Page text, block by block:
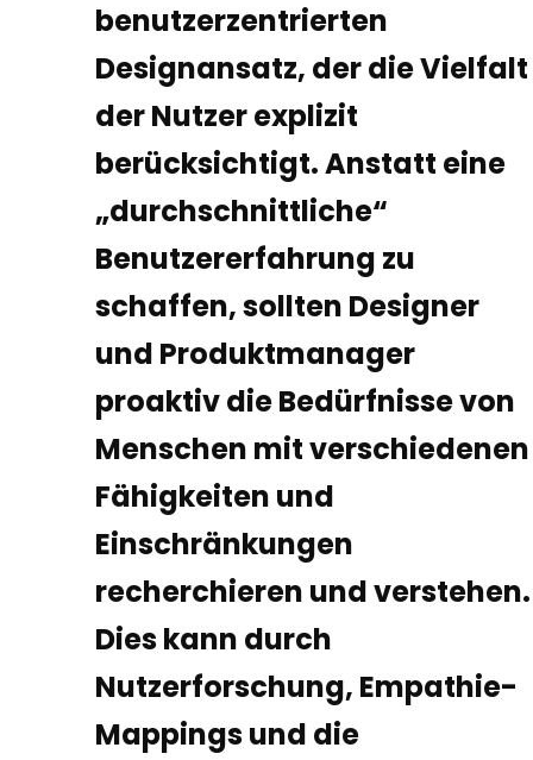
benutzerzentrierten
Designansatz, der die Vielfalt
der Nutzer explizit
berücksichtigt. Anstatt eine
„durchschnittliche“
Benutzererfahrung zu
schaffen, sollten Designer
und Produktmanager
proaktiv die Bedürfnisse von
Menschen mit verschiedenen
Fähigkeiten und
Einschränkungen
recherchieren und verstehen.
Dies kann durch
Nutzerforschung, Empathie-
Mappings und die